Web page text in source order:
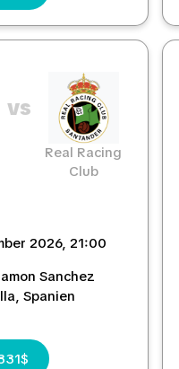
vs
Real Racing
Club
2026, 21:00
Sanchez
Spanien